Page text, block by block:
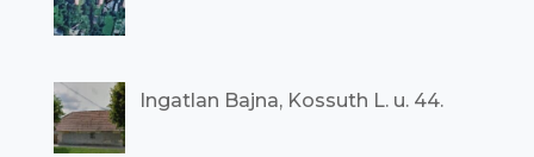
Ingatlan Bajna, Kossuth L. u. 44.